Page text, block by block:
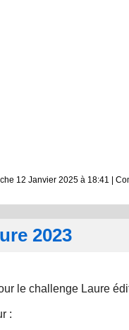
12 Janvier 2025 à 18:41
2023
le challenge Laure
: